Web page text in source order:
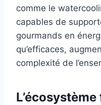
comme le
capables de
gourmands en
qu’efficaces,
complexité de